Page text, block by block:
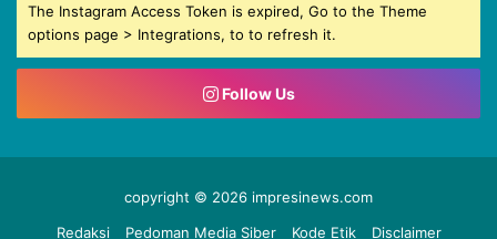
The Instagram Access Token is expired, Go to the Theme
options page > Integrations, to to refresh it.
Follow Us
copyright © 2026 impresinews.com
Redaksi
Pedoman Media Siber Kode Etik Disclaimer